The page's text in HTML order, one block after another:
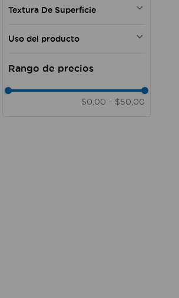
Textura De Superficie
Maderada
Maderado liso
Texturizado
Uso del producto
Doméstico - Comercial
$0,00 – $50,00